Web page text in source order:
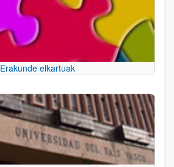
Erakunde elkartuak